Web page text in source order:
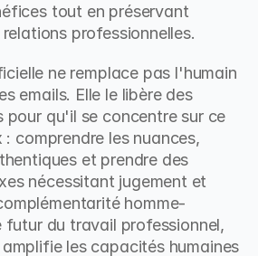
tout en préservant
professionnelles.
ne remplace pas l'humain
emails. Elle le libère des
pour qu'il se concentre sur ce
comprendre les nuances,
et prendre des
nécessitant jugement et
homme-
futur du travail professionnel,
les capacités humaines